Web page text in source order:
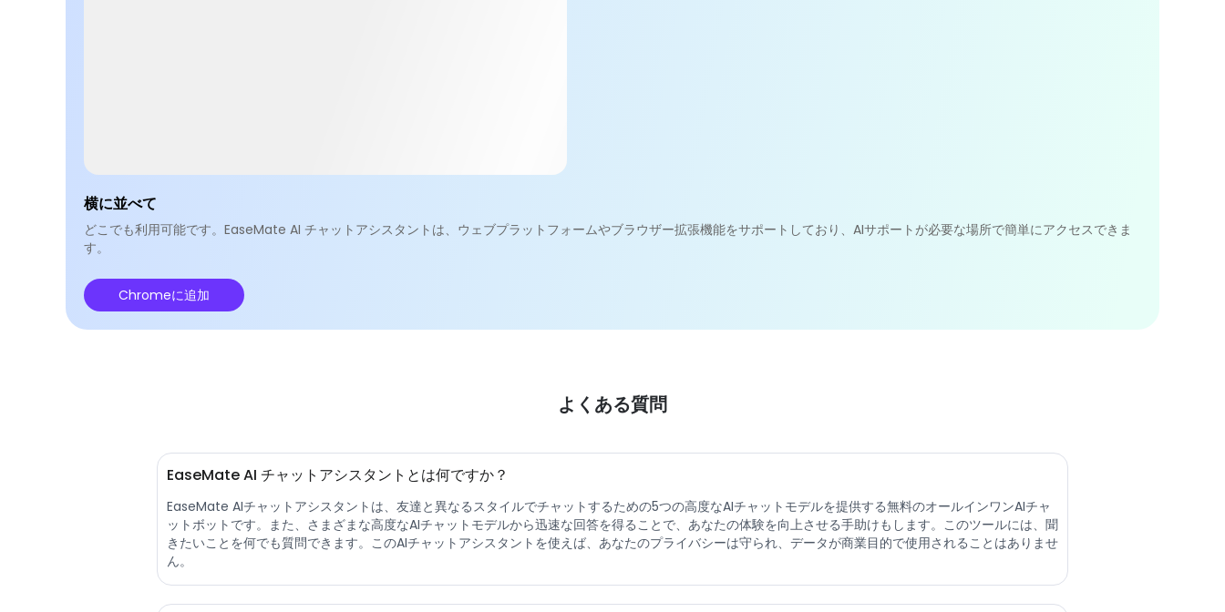
横に並べて
どこでも利用可能です。EaseMate AI チャットアシスタントは、ウェブプラットフォームやブラウザー拡張機能をサポートしており、AIサポートが必要な場所で簡単にアクセスできま
す。
Chromeに追加
よくある質問
EaseMate AI チャットアシスタントとは何ですか？
EaseMate AIチャットアシスタントは、友達と異なるスタイルでチャットするための5つの高度なAIチャットモデルを提供する無料のオールインワンAIチャ
ットボットです。また、さまざまな高度なAIチャットモデルから迅速な回答を得ることで、あなたの体験を向上させる手助けもします。このツールには、聞
きたいことを何でも質問できます。このAIチャットアシスタントを使えば、あなたのプライバシーは守られ、データが商業目的で使用されることはありませ
ん。